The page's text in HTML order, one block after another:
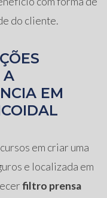
do cliente.
A
EM
em criar uma
e localizada em
filtro prensa